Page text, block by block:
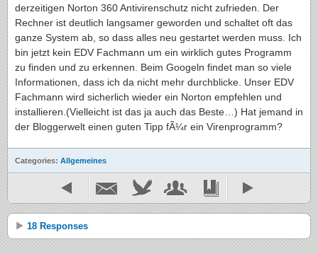
derzeitigen Norton 360 Antivirenschutz nicht zufrieden. Der
Rechner ist deutlich langsamer geworden und schaltet oft das
ganze System ab, so dass alles neu gestartet werden muss. Ich
bin jetzt kein EDV Fachmann um ein wirklich gutes Programm
zu finden und zu erkennen. Beim Googeln findet man so viele
Informationen, dass ich da nicht mehr durchblicke. Unser EDV
Fachmann wird sicherlich wieder ein Norton empfehlen und
installieren.(Vielleicht ist das ja auch das Beste…) Hat jemand in
der Bloggerwelt einen guten Tipp fÃ¼r ein Virenprogramm?
Categories: Allgemeines
18 Responses